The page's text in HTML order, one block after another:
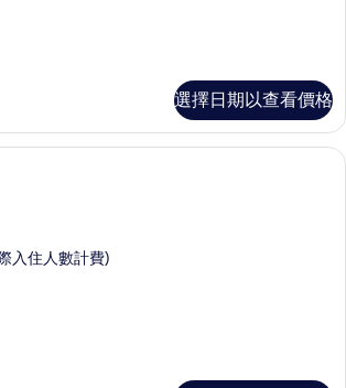
選擇日期以查看價格
親子雙人房 | 高級寢具、書桌、遮光
入住人數計費)